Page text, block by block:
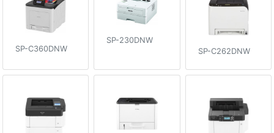
SP-C360DNW
SP-230DNW
SP-C262DNW